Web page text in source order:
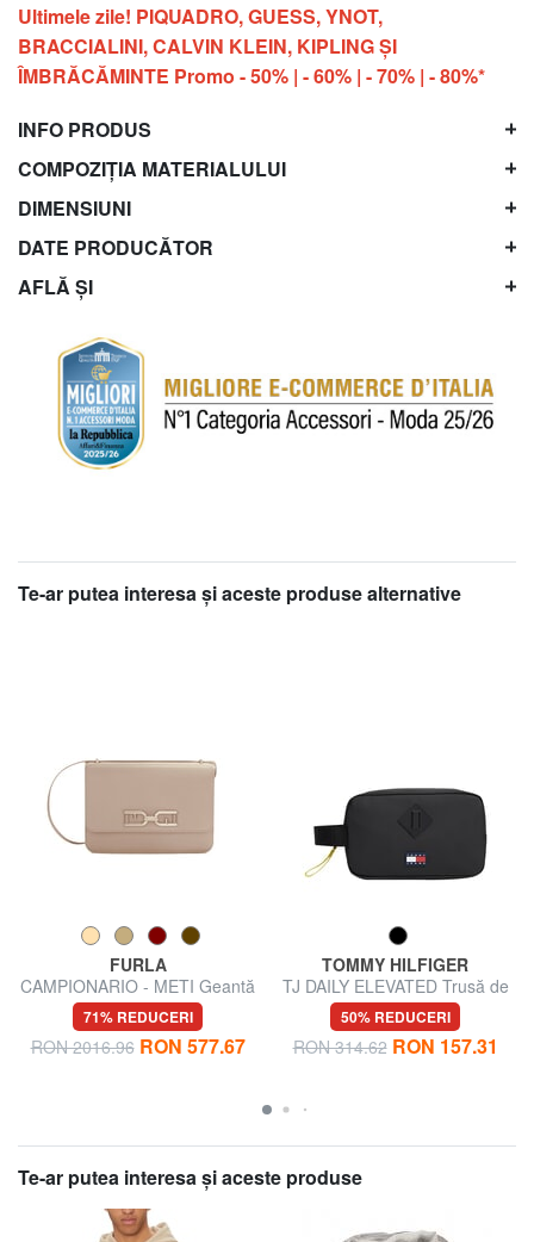
Ultimele zile! PIQUADRO, GUESS, YNOT,
BRACCIALINI, CALVIN KLEIN, KIPLING ŞI
ÎMBRĂCĂMINTE Promo - 50% | - 60% | - 70% | - 80%*
INFO PRODUS
COMPOZIȚIA MATERIALULUI
DIMENSIUNI
DATE PRODUCĂTOR
AFLĂ ȘI
Te-ar putea interesa şi aceste produse alternative
FURLA
CAMPIONARIO - METI Geantă
de umăr
71% REDUCERI
RON 2016.96 RON 577.67
TOMMY HILFIGER
TJ DAILY ELEVATED Trusă de
frumusețe
50% REDUCERI
RON 314.62 RON 157.31
Te-ar putea interesa şi aceste produse